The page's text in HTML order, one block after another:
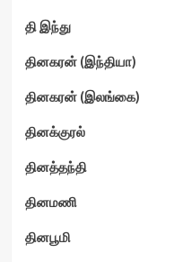
தி இந்து
தினகரன் (இந்தியா)
தினகரன் (இலங்கை)
தினக்குரல்
தினத்தந்தி
தினமணி
தினபூமி